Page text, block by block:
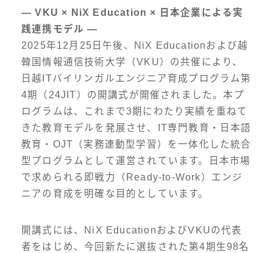
お知らせ
教育方針
資料DL
お問合わせ
― VKU × NiX Education × 日本企業による実
践連携モデル ―
2025年12月25日午後、NiX Educationおよび越
韓国情報通信技術大学（VKU）の共催により、
日越ITバイリンガルエンジニア育成プログラム第
4期（24JIT）の開講式が開催されました。本プ
ログラムは、これまで3期にわたり実績を重ねて
きた教育モデルを発展させ、IT専門教育・日本語
教育・OJT（実務連動型学習）を一体化した統合
型プログラムとして運営されています。日本市場
で求められる即戦力（Ready-to-Work）エンジ
ニアの育成を明確な目的としています。
開講式には、NiX EducationおよびVKUの代表
者をはじめ、今回新たに選抜された第4期生98名